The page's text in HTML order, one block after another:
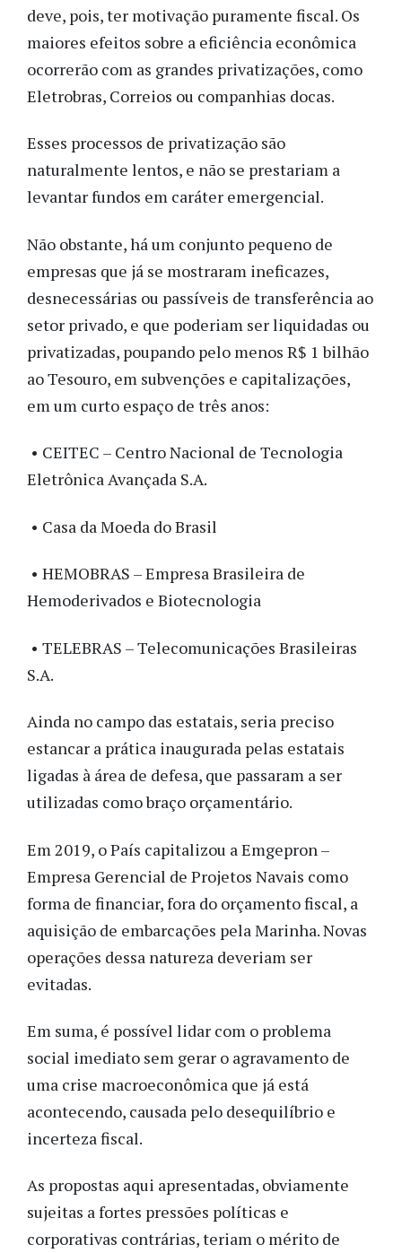
deve, pois, ter motivação puramente fiscal. Os
maiores efeitos sobre a eficiência econômica
ocorrerão com as grandes privatizações, como
Eletrobras, Correios ou companhias docas.
Esses processos de privatização são
naturalmente lentos, e não se prestariam a
levantar fundos em caráter emergencial.
Não obstante, há um conjunto pequeno de
empresas que já se mostraram ineficazes,
desnecessárias ou passíveis de transferência ao
setor privado, e que poderiam ser liquidadas ou
privatizadas, poupando pelo menos R$ 1 bilhão
ao Tesouro, em subvenções e capitalizações,
em um curto espaço de três anos:
• CEITEC – Centro Nacional de Tecnologia
Eletrônica Avançada S.A.
• Casa da Moeda do Brasil
• HEMOBRAS – Empresa Brasileira de
Hemoderivados e Biotecnologia
• TELEBRAS – Telecomunicações Brasileiras
S.A.
Ainda no campo das estatais, seria preciso
estancar a prática inaugurada pelas estatais
ligadas à área de defesa, que passaram a ser
utilizadas como braço orçamentário.
Em 2019, o País capitalizou a Emgepron –
Empresa Gerencial de Projetos Navais como
forma de financiar, fora do orçamento fiscal, a
aquisição de embarcações pela Marinha. Novas
operações dessa natureza deveriam ser
evitadas.
Em suma, é possível lidar com o problema
social imediato sem gerar o agravamento de
uma crise macroeconômica que já está
acontecendo, causada pelo desequilíbrio e
incerteza fiscal.
As propostas aqui apresentadas, obviamente
sujeitas a fortes pressões políticas e
corporativas contrárias, teriam o mérito de